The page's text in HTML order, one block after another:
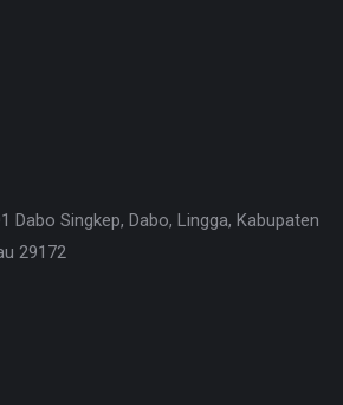
Dabo Singkep, Dabo, Lingga, Kabupaten
29172